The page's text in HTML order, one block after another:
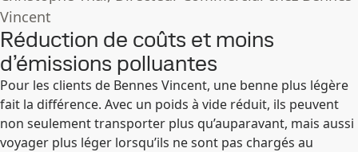
Vincent
Réduction de coûts et moins
d’émissions polluantes
Pour les clients de Bennes Vincent, une benne plus légère
fait la différence. Avec un poids à vide réduit, ils peuvent
non seulement transporter plus qu’auparavant, mais aussi
voyager plus léger lorsqu’ils ne sont pas chargés au